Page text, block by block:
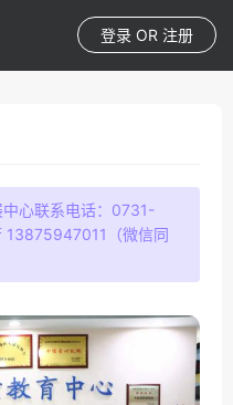
登录 OR 注册
心联系电话：0731-
（微信同